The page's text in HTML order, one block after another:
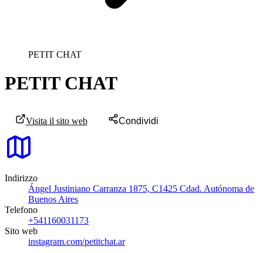
PETIT CHAT
PETIT CHAT
Visita il sito web Condividi
Indirizzo
Ángel Justiniano Carranza 1875, C1425 Cdad. Autónoma de
Buenos Aires
Telefono
+541160031173
Sito web
instagram.com/petitchat.ar